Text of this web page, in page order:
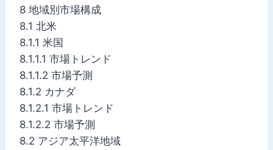
8 地域別市場構成
8.1 北米
8.1.1 米国
8.1.1.1 市場トレンド
8.1.1.2 市場予測
8.1.2 カナダ
8.1.2.1 市場トレンド
8.1.2.2 市場予測
8.2 アジア太平洋地域